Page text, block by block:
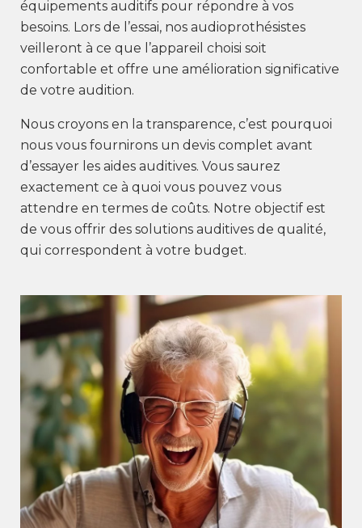
équipements auditifs pour répondre à vos
besoins. Lors de l’essai, nos audioprothésistes
veilleront à ce que l’appareil choisi soit
confortable et offre une amélioration significative
de votre audition.
Nous croyons en la transparence, c’est pourquoi
nous vous fournirons un devis complet avant
d’essayer les aides auditives. Vous saurez
exactement ce à quoi vous pouvez vous
attendre en termes de coûts. Notre objectif est
de vous offrir des solutions auditives de qualité,
qui correspondent à votre budget.